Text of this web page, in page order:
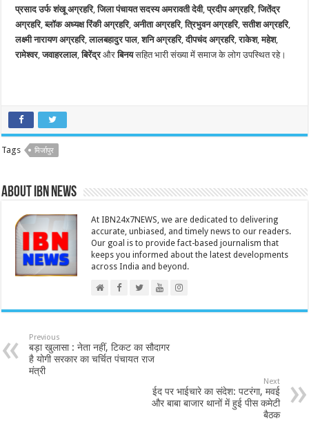
प्रसाद उर्फ शंखू अग्रहरि,जिला पंचायत सदस्य अमरावती देवी,प्रदीप अग्रहरि,जितेंद्र
अग्रहरि,ब्लॉक अध्यक्ष रिंकी अग्रहरि,अनीता अग्रहरि,त्रिभुवन अग्रहरि,सतीश अग्रहरि,
लक्ष्मी नारायण अग्रहरि,लालबहादुर पाल,शनि अग्रहरि,दीपचंद अग्रहरि,राकेश,महेश,
रामेश्वर,जवाहरलाल,बिरेंद्रऔरबिनयसहित भारी संख्या में समाज के लोग उपस्थित रहे।
Tags मिर्जापुर
About IBN NEWS
At IBN24x7NEWS, we are dedicated to delivering
accurate, unbiased, and timely news to our readers.
Our goal is to provide fact-based journalism that
keeps you informed about the latest developments
across India and beyond.
Previous
बड़ा खुलासा : नेता नहीं, टिकट का सौदागर
है योगी सरकार का चर्चित पंचायत राज
मंत्री
Next
ईद पर भाईचारे का संदेश: पटरंगा, मवई
और बाबा बाजार थानों में हुई पीस कमेटी
बैठक